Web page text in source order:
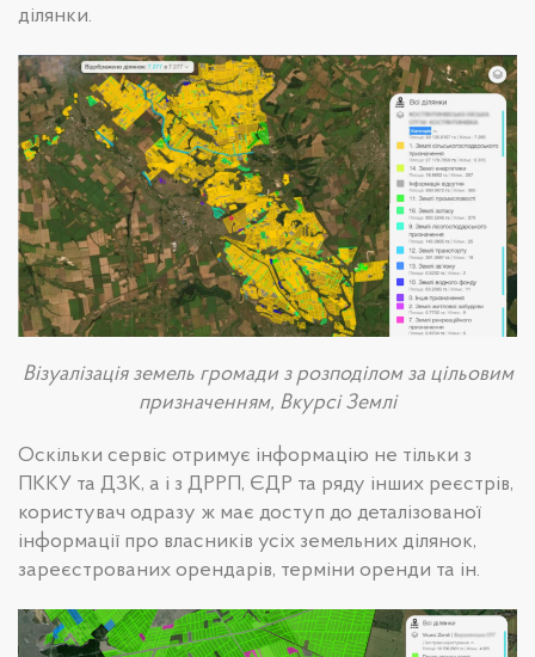
ділянки.
Візуалізація земель громади з розподілом за цільовим
призначенням, Вкурсі Землі
Оскільки сервіс отримує інформацію не тільки з
ПККУ та ДЗК, а і з ДРРП, ЄДР та ряду інших реєстрів,
користувач одразу ж має доступ до деталізованої
інформації про власників усіх земельних ділянок,
зареєстрованих орендарів, терміни оренди та ін.